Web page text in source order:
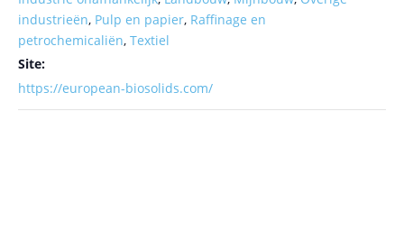
industrieën, Pulp en papier, Raffinage en
petrochemicaliën, Textiel
Site:
https://european-biosolids.com/